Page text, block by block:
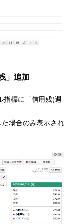
」追加
指標に「信用残(週
た場合のみ表示され